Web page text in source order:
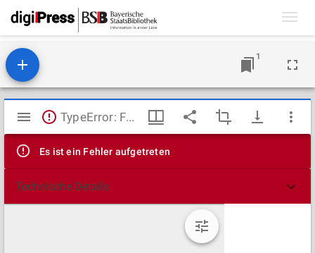
1
Mirador
Viewer
TypeError: Failed to fetch
Es ist ein Fehler aufgetreten
Technische Details